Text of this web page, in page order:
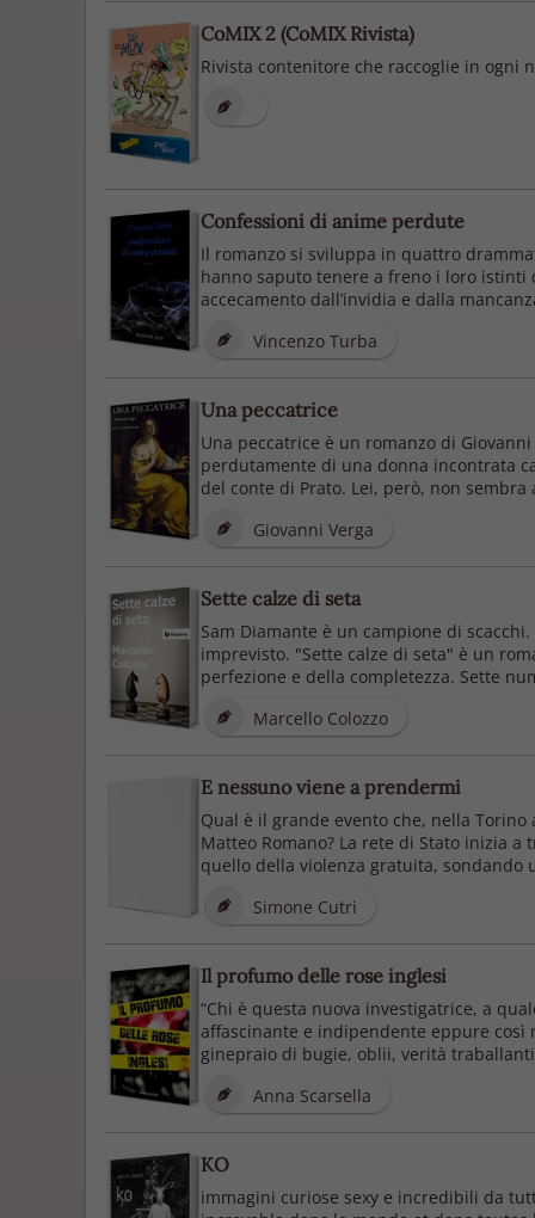
CoMIX 2 (CoMIX Rivista)
Rivista contenitore che raccoglie in ogni
Confessioni di anime perdute
Il romanzo si sviluppa in quattro
hanno saputo tenere a freno i loro istinti
accecamento dall’invidia e dalla
Vincenzo Turba
Una peccatrice
Una peccatrice è un romanzo di
perdutamente di una donna incontrata
del conte di Prato. Lei, però, non
Giovanni Verga
Sette calze di seta
Sam Diamante è un campione di
imprevisto. "Sette calze di seta" è un
perfezione e della completezza. Sette
Marcello Colozzo
E nessuno viene a prendermi
Qual è il grande evento che, nella
Matteo Romano? La rete di Stato inizia
quello della violenza gratuita, sondando
Simone Cutri
Il profumo delle rose inglesi
“Chi è questa nuova investigatrice, a
affascinante e indipendente eppure così
ginepraio di bugie, oblii, verità
Anna Scarsella
KO
immagini curiose sexy e incredibili da